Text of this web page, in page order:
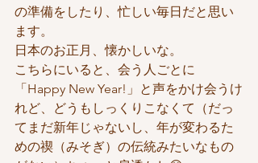
の準備をしたり、忙しい毎日だと思い
ます。
日本のお正月、懐かしいな。
こちらにいると、会う人ごとに
「Happy New Year!」と声をかけ会うけ
れど、どうもしっくりこなくて（だっ
てまだ新年じゃないし、年が変わるた
めの禊（みそぎ）の伝統みたいなもの